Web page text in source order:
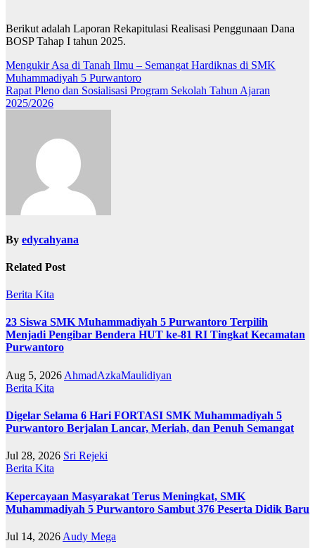
Berikut adalah Laporan Rekapitulasi Realisasi Penggunaan Dana
BOSP Tahap I tahun 2025.
Post
navigation
Mengukir Asa di Tanah Ilmu – Semangat Hardiknas di SMK
Muhammadiyah 5 Purwantoro
Rapat Pleno dan Sosialisasi Program Sekolah Tahun Ajaran
2025/2026
By edycahyana
Related Post
Berita Kita
23 Siswa SMK Muhammadiyah 5 Purwantoro Terpilih
Menjadi Pengibar Bendera HUT ke-81 RI Tingkat Kecamatan
Purwantoro
Aug 5, 2026 AhmadAzkaMaulidiyan
Berita Kita
Digelar Selama 6 Hari FORTASI SMK Muhammadiyah 5
Purwantoro Berjalan Lancar, Meriah, dan Penuh Semangat
Jul 28, 2026 Sri Rejeki
Berita Kita
Kepercayaan Masyarakat Terus Meningkat, SMK
Muhammadiyah 5 Purwantoro Sambut 376 Peserta Didik Baru
Jul 14, 2026 Audy Mega